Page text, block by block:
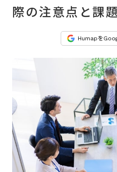
際の注意点と課
Humapを